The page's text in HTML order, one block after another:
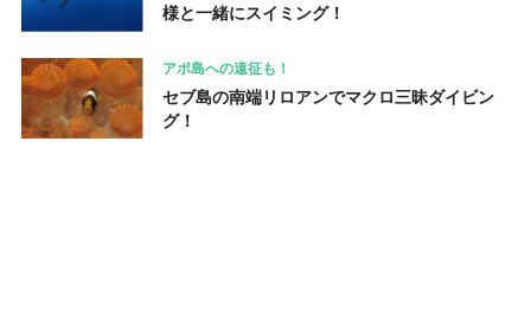
様と一緒にスイミング！
アポ島への遠征も！
セブ島の南端リロアンでマクロ三昧ダイビン
グ！